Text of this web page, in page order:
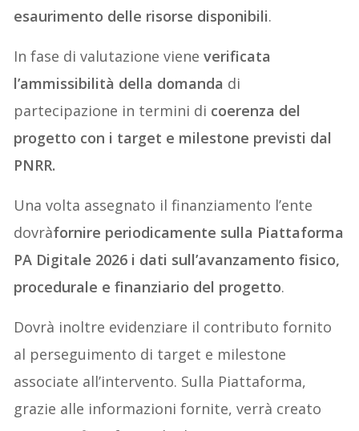
esaurimento delle risorse disponibili.
In fase di valutazione vieneverificata
l’ammissibilità della domanda di
partecipazione in termini di coerenza del
progetto con i target e milestone previsti dal
PNRR.
Una volta assegnato il finanziamento l’ente
dovràfornire periodicamente sulla Piattaforma
PA Digitale 2026 i dati sull’avanzamento fisico,
procedurale e finanziario del progetto.
Dovrà inoltre evidenziare il contributo fornito
al perseguimento di target e milestone
associate all’intervento. Sulla Piattaforma,
grazie alle informazioni fornite, verrà creato